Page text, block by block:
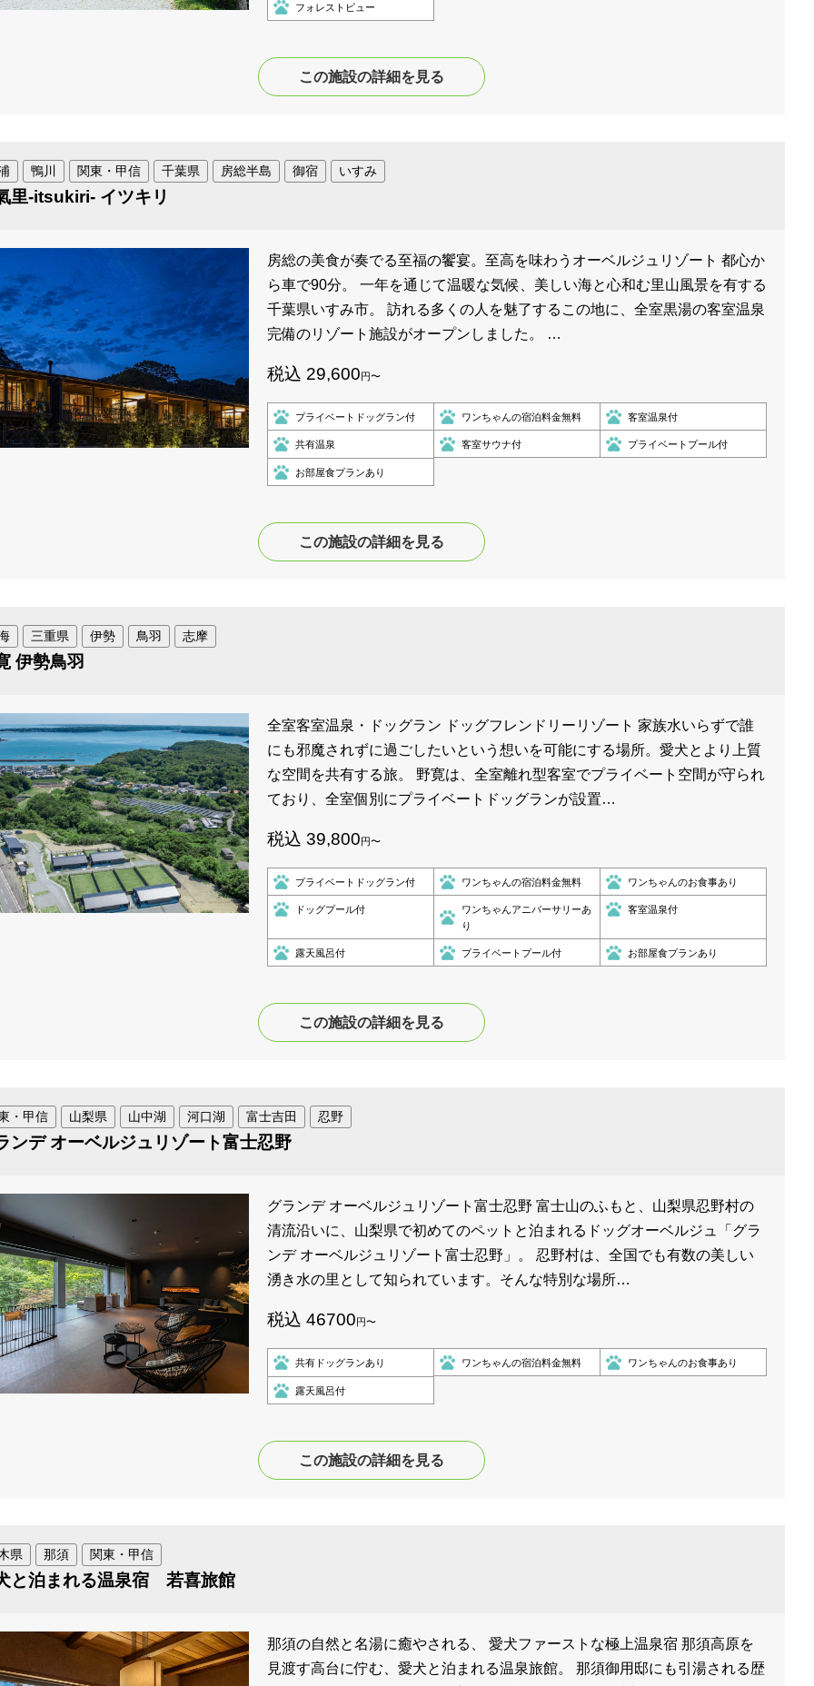
フォレストビュー
この施設の詳細を見る
御宿 いすみ
鴨川 関東・甲信 千葉県 房総半島
里-itsukiri- イツキリ
房総の美食が奏でる至福の饗宴。至高を味わうオーベルジュリゾート 都心か
ら車で90分。 一年を通じて温暖な気候、美しい海と心和む里山風景を有する
千葉県いすみ市。 訪れる多くの人を魅了するこの地に、全室黒湯の客室温泉
完備のリゾート施設がオープンしました。 …
税込 29,600円〜
プライベートドッグラン付 ワンちゃんの宿泊料金無料 客室温泉付
共有温泉 客室サウナ付 プライベートプール付
お部屋食プランあり
この施設の詳細を見る
鳥羽 志摩
三重県 伊勢
伊勢鳥羽
全室客室温泉・ドッグラン ドッグフレンドリーリゾート 家族水いらずで誰
にも邪魔されずに過ごしたいという想いを可能にする場所。愛犬とより上質
な空間を共有する旅。 野寛は、全室離れ型客室でプライベート空間が守られ
ており、全室個別にプライベートドッグランが設置…
税込 39,800円〜
プライベートドッグラン付 ワンちゃんの宿泊料金無料 ワンちゃんのお食事あり
ドッグプール付
ワンちゃんアニバーサリーあ
り
客室温泉付
露天風呂付 プライベートプール付 お部屋食プランあり
この施設の詳細を見る
富士吉田 忍野
・甲信 山梨県 山中湖 河口湖
ンデ オーベルジュリゾート富士忍野
グランデ オーベルジュリゾート富士忍野 富士山のふもと、山梨県忍野村の
清流沿いに、山梨県で初めてのペットと泊まれるドッグオーベルジュ「グラ
ンデ オーベルジュリゾート富士忍野」。 忍野村は、全国でも有数の美しい
湧き水の里として知られています。そんな特別な場所…
税込 46700円〜
共有ドッグランあり ワンちゃんの宿泊料金無料 ワンちゃんのお食事あり
露天風呂付
この施設の詳細を見る
那須 関東・甲信
県
と泊まれる温泉宿 若喜旅館
那須の自然と名湯に癒やされる、 愛犬ファーストな極上温泉宿 那須高原を
見渡す高台に佇む、愛犬と泊まれる温泉旅館。 那須御用邸にも引湯される歴